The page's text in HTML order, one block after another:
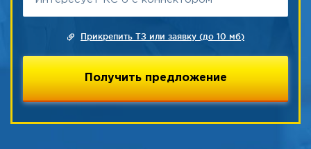
Прикрепить ТЗ или заявку (до 10 мб)